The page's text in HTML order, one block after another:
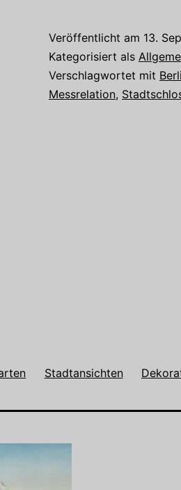
Veröffentlicht am 13.
Kategorisiert als
Verschlagwortet mit
Messrelation,
Stadtansichten